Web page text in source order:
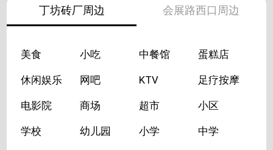
丁坊砖厂周边 会展路西口周边
美食 小吃 中餐馆 蛋糕店
休闲娱乐 网吧 KTV 足疗按摩
电影院 商场 超市 小区
学校 幼儿园 小学 中学